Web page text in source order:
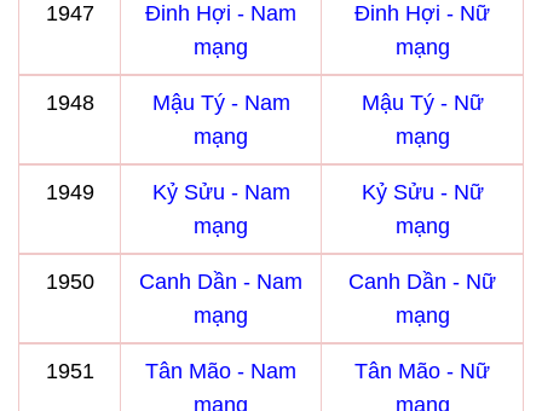
1947
Đinh Hợi - Nam
mạng
Đinh Hợi - Nữ
mạng
1948
Mậu Tý - Nam
mạng
Mậu Tý - Nữ
mạng
1949
Kỷ Sửu - Nam
mạng
Kỷ Sửu - Nữ
mạng
1950
Canh Dần - Nam
mạng
Canh Dần - Nữ
mạng
1951
Tân Mão - Nam
mạng
Tân Mão - Nữ
mạng